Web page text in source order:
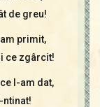
de greu!
primit,
ce zgârcit!
l-am dat,
ntinat!